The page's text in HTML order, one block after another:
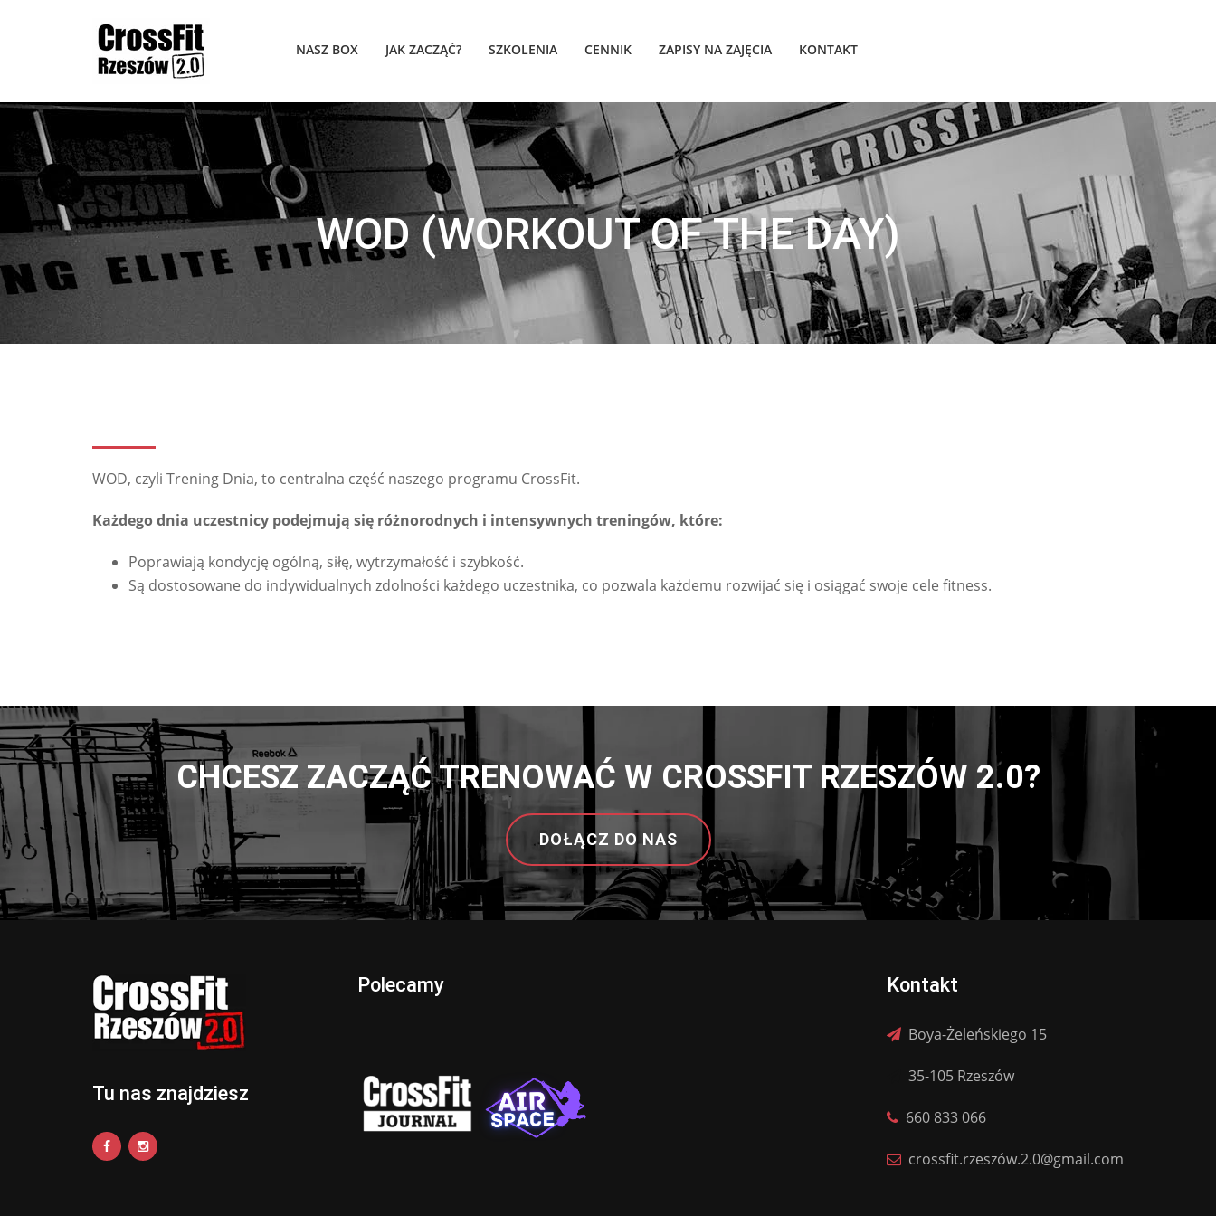
NASZ BOX JAK ZACZĄĆ? SZKOLENIA CENNIK ZAPISY NA ZAJĘCIA KONTAKT
WOD (WORKOUT OF THE DAY)
WOD, czyli Trening Dnia, to centralna część naszego programu CrossFit.
Każdego dnia uczestnicy podejmują się różnorodnych i intensywnych treningów, które:
Poprawiają kondycję ogólną, siłę, wytrzymałość i szybkość.
Są dostosowane do indywidualnych zdolności każdego uczestnika, co pozwala każdemu rozwijać się i osiągać swoje cele fitness.
CHCESZ ZACZĄĆ TRENOWAĆ W CROSSFIT RZESZÓW 2.0?
DOŁĄCZ DO NAS
Tu nas znajdziesz
Polecamy Kontakt
Boya-Żeleńskiego 15
35-105 Rzeszów
660 833 066
crossfit.rzeszów.2.0@gmail.com